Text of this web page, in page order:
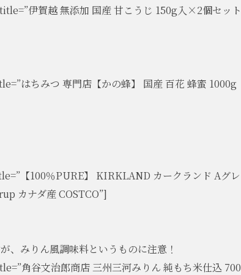
伊賀越 無添加 国産 甘こうじ 150g入×2個セット
はちみつ 専門店【かの蜂】 国産 百花 蜂蜜 1000g
【100％PURE】 KIRKLAND カークランド Aグレ
カナダ産 COSTCO”]
、みりん風調味料というものに注意！
角谷文治郎商店 三州三河みりん 純もち米仕込 700